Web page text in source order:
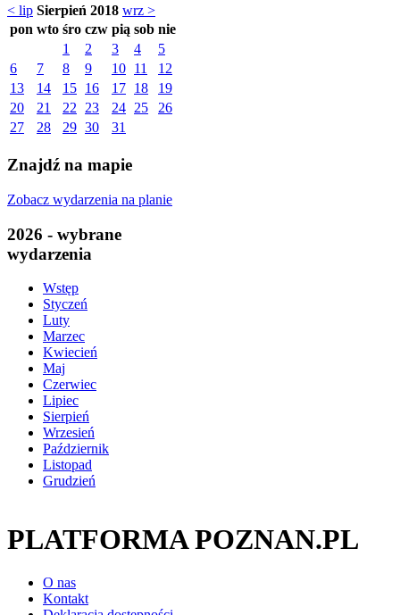
< lip Sierpień 2018 wrz >
pon wto śro czw pią sob nie
1
2 3 4
5
6
7 8 9 10 11
12
13
14 15 16 17 18
19
20
21 22 23 24 25
26
27
28 29 30 31
Znajdź na mapie
Zobacz wydarzenia na planie
2026 - wybrane
wydarzenia
Wstęp
Styczeń
Luty
Marzec
Kwiecień
Maj
Czerwiec
Lipiec
Sierpień
Wrzesień
Październik
Listopad
Grudzień
PLATFORMA POZNAN.PL
O nas
Kontakt